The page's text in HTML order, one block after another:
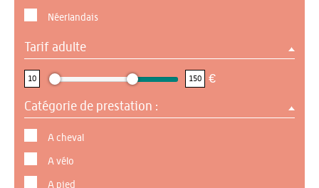
Néerlandais
Tarif adulte
10 150 €
Catégorie de prestation :
A cheval
A vélo
A pied